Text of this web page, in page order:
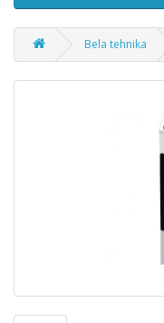
Bela tehnika